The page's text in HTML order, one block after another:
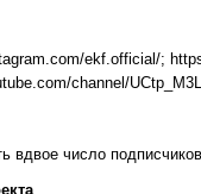
ekf.official/;
channel/
вдвое число